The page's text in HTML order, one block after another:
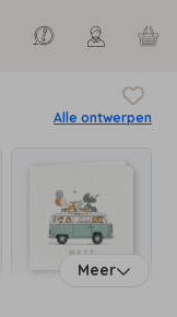
Alle ontwerpen
Meer